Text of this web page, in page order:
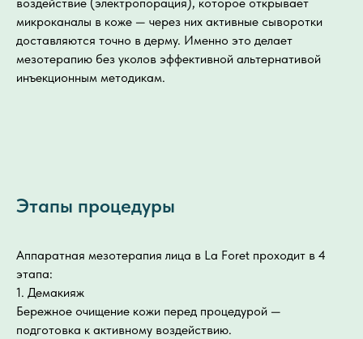
воздействие (электропорация), которое открывает
микроканалы в коже — через них активные сыворотки
доставляются точно в дерму. Именно это делает
мезотерапию без уколов эффективной альтернативой
инъекционным методикам.
Этапы процедуры
Аппаратная мезотерапия лица в La Foret проходит в 4
этапа:
1. Демакияж
Бережное очищение кожи перед процедурой —
подготовка к активному воздействию.